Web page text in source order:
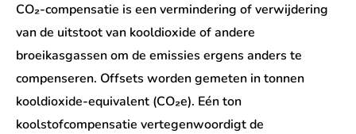
CO₂-compensatie is een vermindering of verwijdering
van de uitstoot van kooldioxide of andere
broeikasgassen om de emissies ergens anders te
compenseren. Offsets worden gemeten in tonnen
kooldioxide-equivalent (CO₂e). Eén ton
koolstofcompensatie vertegenwoordigt de